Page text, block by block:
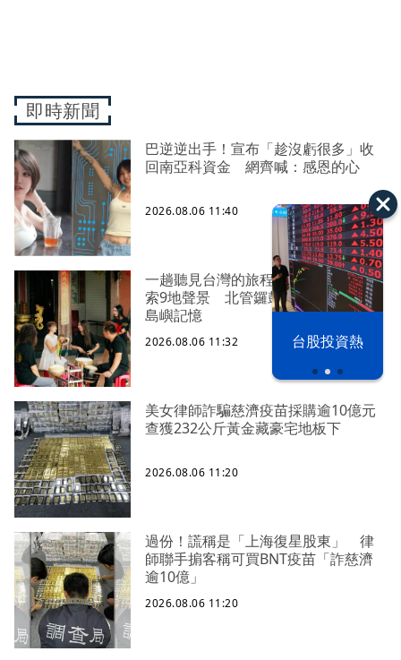
之下
台股投資熱
即時新聞
巴逆逆出手！宣布「趁沒虧很多」收
回南亞科資金 網齊喊：感恩的心
2026.08.06 11:40
一趟聽見台灣的旅程！老爺式旅行探
索9地聲景 北管鑼鼓、黑膠民歌追尋
島嶼記憶
2026.08.06 11:32
美女律師詐騙慈濟疫苗採購逾10億元
查獲232公斤黃金藏豪宅地板下
2026.08.06 11:20
過份！謊稱是「上海復星股東」 律
師聯手掮客稱可買BNT疫苗「詐慈濟
逾10億」
2026.08.06 11:20